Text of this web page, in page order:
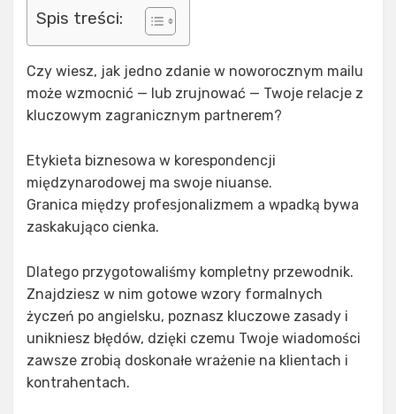
Spis treści:
Czy wiesz, jak jedno zdanie w noworocznym mailu
może wzmocnić — lub zrujnować — Twoje relacje z
kluczowym zagranicznym partnerem?
Etykieta biznesowa w korespondencji
międzynarodowej ma swoje niuanse.
Granica między profesjonalizmem a wpadką bywa
zaskakująco cienka.
Dlatego przygotowaliśmy kompletny przewodnik.
Znajdziesz w nim gotowe wzory formalnych
życzeń po angielsku, poznasz kluczowe zasady i
unikniesz błędów, dzięki czemu Twoje wiadomości
zawsze zrobią doskonałe wrażenie na klientach i
kontrahentach.